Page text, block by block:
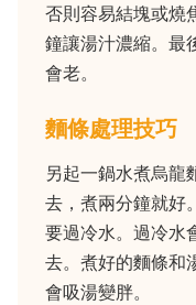
否則容易結塊或燒
鐘讓湯汁濃縮。最
會老。
麵條處理技巧
另起一鍋水煮烏龍
去，煮兩分鐘就好
要過冷水。過冷水
去。煮好的麵條和
會吸湯變胖。